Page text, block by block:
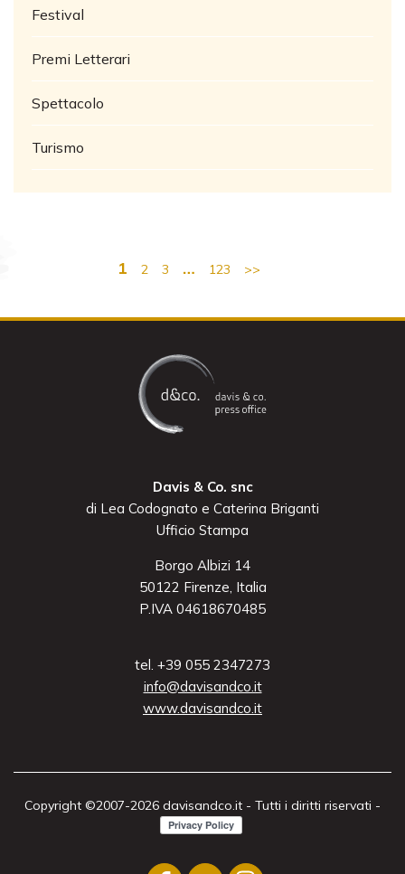
Festival
Premi Letterari
Spettacolo
Turismo
1 2 3 … 123 >>
Davis & Co. snc
di Lea Codognato e Caterina Briganti
Ufficio Stampa
Borgo Albizi 14
50122 Firenze, Italia
P.IVA 04618670485
tel. +39 055 2347273
info@davisandco.it
www.davisandco.it
Copyright ©2007-2026 davisandco.it - Tutti i diritti riservati -